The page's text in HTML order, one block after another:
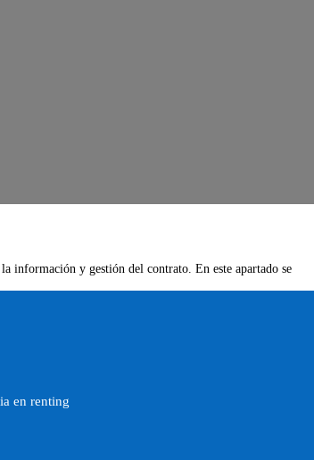
información y gestión del contrato. En este apartado se
en renting